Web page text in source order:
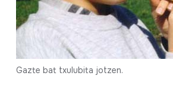
Gazte bat txulubita jotzen.